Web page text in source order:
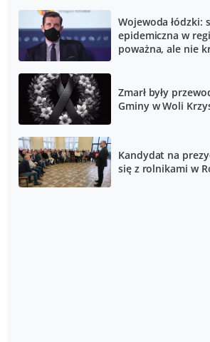
Wojewoda łódzki:
epidemiczna w
poważna, ale nie
Zmarł były
Gminy w Woli
Kandydat na
się z rolnikami w